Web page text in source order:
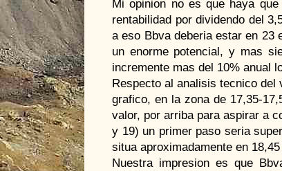
Mi opinion no es que haya
rentabilidad por dividendo del
a eso Bbva deberia estar en 23
un enorme potencial, y mas
incremente mas del 10% anual
Respecto al analisis tecnico del
grafico, en la zona de 17,35-
valor, por arriba para aspirar a
y 19) un primer paso seria
situa aproximadamente en
Nuestra impresion es que